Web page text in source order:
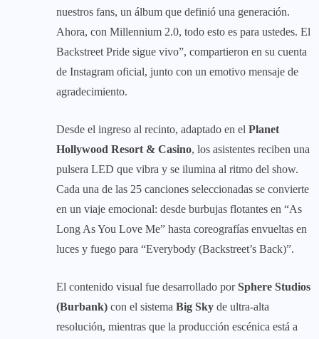
nuestros fans, un álbum que definió una generación.
Ahora, con Millennium 2.0, todo esto es para ustedes. El
Backstreet Pride sigue vivo”, compartieron en su cuenta
de Instagram oficial, junto con un emotivo mensaje de
agradecimiento.
Desde el ingreso al recinto, adaptado en el Planet
Hollywood Resort & Casino, los asistentes reciben una
pulsera LED que vibra y se ilumina al ritmo del show.
Cada una de las 25 canciones seleccionadas se convierte
en un viaje emocional: desde burbujas flotantes en “As
Long As You Love Me” hasta coreografías envueltas en
luces y fuego para “Everybody (Backstreet’s Back)”.
El contenido visual fue desarrollado porSphere Studios
(Burbank) con el sistema Big Sky de ultra-alta
resolución, mientras que la producción escénica está a